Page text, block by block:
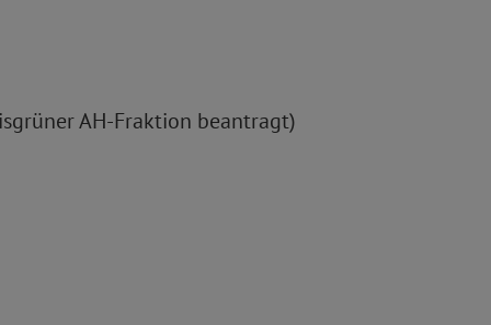
AH-Fraktion beantragt)